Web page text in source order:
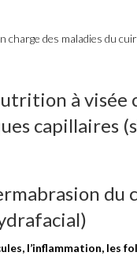
charge des maladies du
à visée
capillaires
du
l’inflammation, les